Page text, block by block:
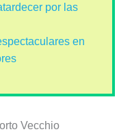
por las
en
Vecchio